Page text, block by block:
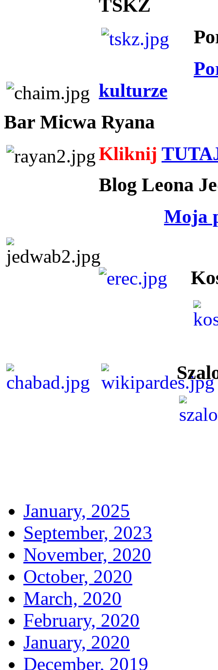
TSKZ
kulturze
Bar Micwa Ryana
Kliknij
Blog Leona
Moja
January, 2025
September, 2023
November, 2020
October, 2020
March, 2020
February, 2020
January, 2020
December, 2019